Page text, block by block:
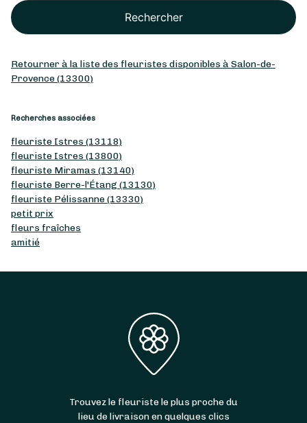
Rechercher
Retourner à la liste des fleuristes disponibles à Salon-de-
Provence (13300)
Recherches associées
fleuriste Istres (13118)
fleuriste Istres (13800)
fleuriste Miramas (13140)
fleuriste Berre-l'Étang (13130)
fleuriste Pélissanne (13330)
petit prix
fleurs fraîches
amitié
Trouvez le fleuriste le plus proche du
lieu de livraison en quelques clics